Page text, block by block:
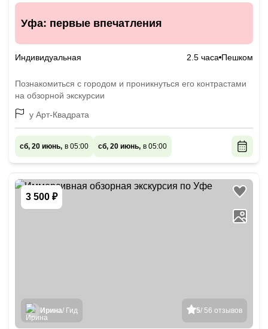
Уфа: первые впечатления
Индивидуальная 2.5 часа Пешком
Познакомиться с городом и проникнуться его контрастами
на обзорной экскурсии
у Арт-Квадрата
сб, 20 июнь, в 05:00 сб, 20 июнь, в 05:00
3 500 ₽
5/ 56 отзывов
Ирина/ Гид